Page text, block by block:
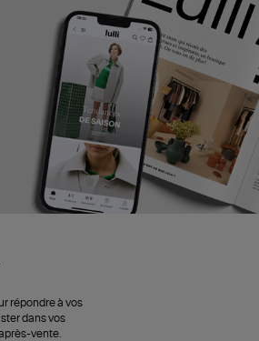
répondre à vos
dans vos
vente.